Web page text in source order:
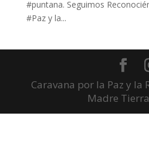
#puntana. Seguimos
#Paz y la...
Caravana por la Paz y la
Madre